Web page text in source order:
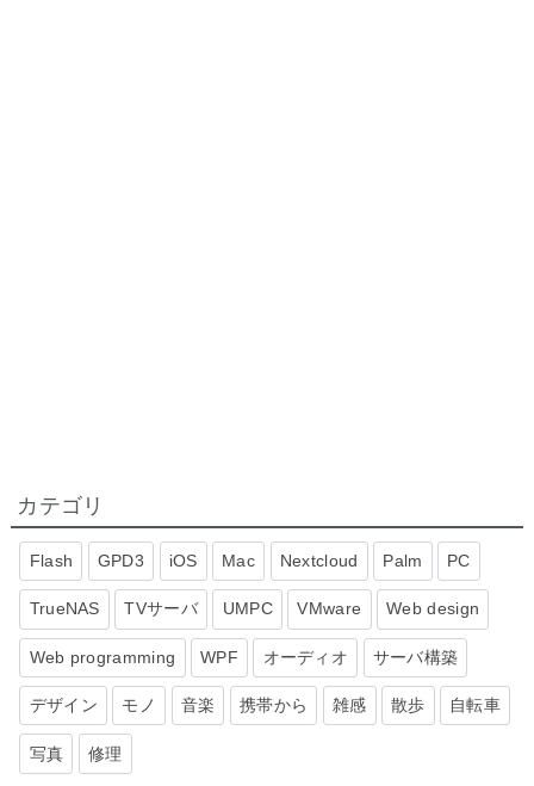
カテゴリ
Flash GPD3 iOS Mac Nextcloud Palm PC
TrueNAS TVサーバ UMPC VMware Web design
Web programming WPF オーディオ サーバ構築
デザイン モノ 音楽 携帯から 雑感 散歩 自転車
写真 修理